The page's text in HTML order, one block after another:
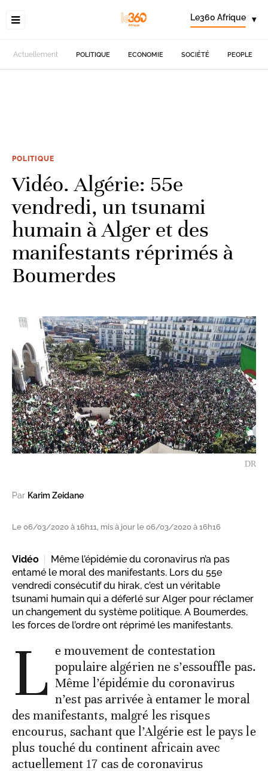
Le360 Afrique ▾
Actuellement POLITIQUE ECONOMIE SOCIÉTÉ PEOPLE
POLITIQUE
Vidéo. Algérie: 55e
vendredi, un tsunami
humain à Alger et des
manifestants réprimés à
Boumerdes
DR
Par Karim Zeidane
Le 06/03/2020 à 16h11, mis à jour le 06/03/2020 à 16h16
Vidéo
Même l’épidémie du coronavirus n’a pas
entamé le moral des manifestants. Lors du 55e
vendredi consécutif du hirak, c’est un véritable
tsunami humain qui a déferlé sur Alger pour réclamer
un changement du système politique. A Boumerdes,
les forces de l’ordre ont réprimé les manifestants.
L e mouvement de contestation
populaire algérien ne s’essouffle pas.
Même l’épidémie du coronavirus
n’est pas arrivée à entamer le moral
des manifestants, malgré les risques
encourus, sachant que l’Algérie est le pays le
plus touché du continent africain avec
actuellement 17 cas de coronavirus